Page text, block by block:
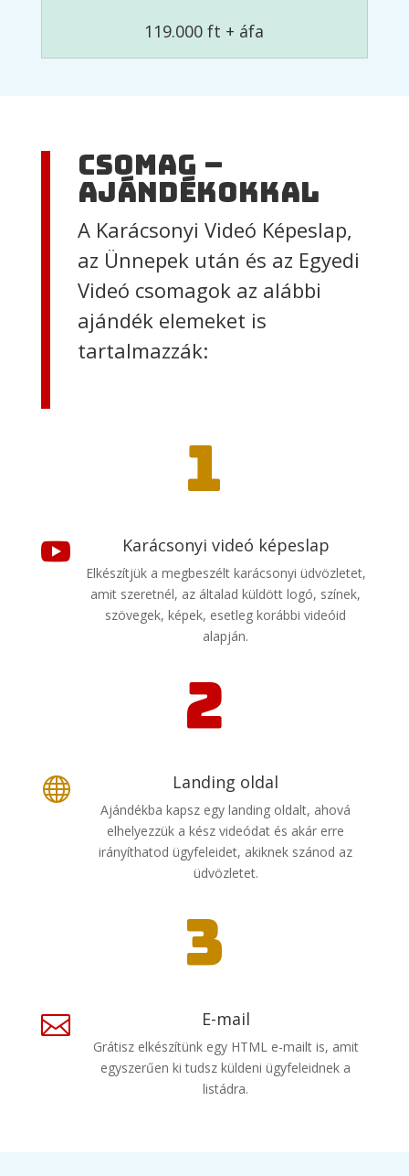
119.000 ft + áfa
csomag –
Ajándékokkal
A Karácsonyi Videó Képeslap,
az Ünnepek után és az Egyedi
Videó csomagok az alábbi
ajándék elemeket is
tartalmazzák:
1
 Karácsonyi videó képeslap
Elkészítjük a megbeszélt karácsonyi üdvözletet,
amit szeretnél, az általad küldött logó, színek,
szövegek, képek, esetleg korábbi videóid
alapján.
2
 Landing oldal
Ajándékba kapsz egy landing oldalt, ahová
elhelyezzük a kész videódat és akár erre
irányíthatod ügyfeleidet, akiknek szánod az
üdvözletet.
3
 E-mail
Grátisz elkészítünk egy HTML e-mailt is, amit
egyszerűen ki tudsz küldeni ügyfeleidnek a
listádra.